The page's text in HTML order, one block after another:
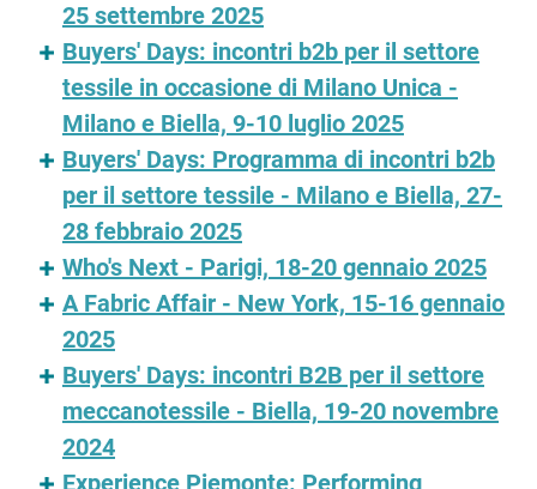
25 settembre 2025
Buyers' Days: incontri b2b per il settore
tessile in occasione di Milano Unica -
Milano e Biella, 9-10 luglio 2025
Buyers' Days: Programma di incontri b2b
per il settore tessile - Milano e Biella, 27-
28 febbraio 2025
Who's Next - Parigi, 18-20 gennaio 2025
A Fabric Affair - New York, 15-16 gennaio
2025
Buyers' Days: incontri B2B per il settore
meccanotessile - Biella, 19-20 novembre
2024
Experience Piemonte: Performing